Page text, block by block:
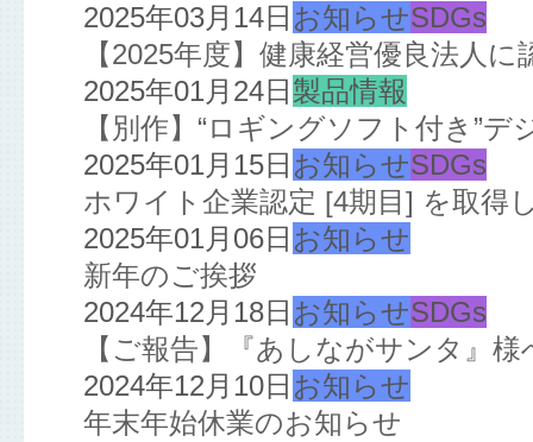
2025年03月14日 お知らせSDGs
【2025年度】健康経営優良法人
2025年01月24日 製品情報
【別作】“ロギングソフト付き”
2025年01月15日 お知らせSDGs
ホワイト企業認定 [4期目] を取得
2025年01月06日 お知らせ
新年のご挨拶
2024年12月18日 お知らせSDGs
【ご報告】『あしながサンタ』
2024年12月10日 お知らせ
年末年始休業のお知らせ